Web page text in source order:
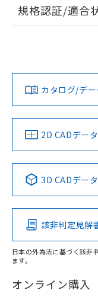
ダウンロードデータ
みください。
ソフトウェアの使用条
EU RoHS 注意事
対応済み
中国 RoHS 注意
Pb
O
在庫等で未対応品
規格認証/適合
LR型式承認
（イギリス
船舶規格）
No
その他の認
カタログ/デ
2D CADデータ
3D CADデータ
該非判定見解
日本の外為法に基づく該非
ます。
オンライン購入